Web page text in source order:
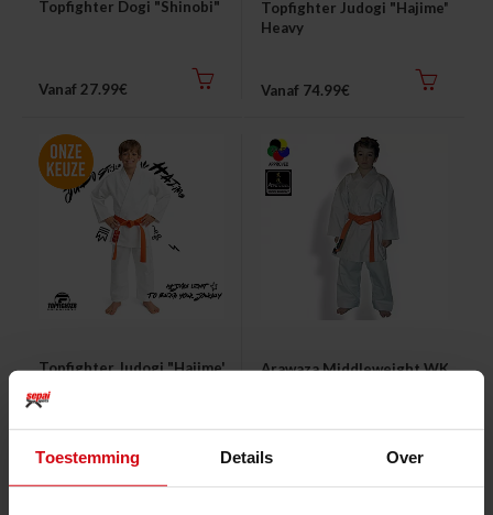
Toestemming Details Over
Topfighter Dogi "Shinobi"
Vanaf 27.99€
Topfighter Judogi "Hajime"
Heavy
Vanaf 74.99€
Topfighter Judogi "Hajime"
Light
Vanaf 32.99€
Arawaza Middleweight WKF
Vanaf 38.50€